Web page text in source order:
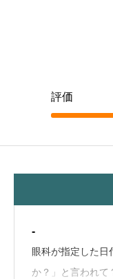
評価
-
眼科が指定した日
か？」と言われて